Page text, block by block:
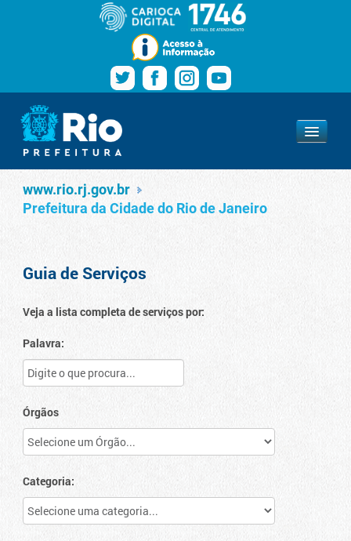
Pular para o conteúdo
Navegação
www.rio.rj.gov.br
Serviços
www.rio.rj.gov.br
Prefeitura da Cidade do Rio de Janeiro
Guia de Serviços
Veja a lista completa de serviços por:
Palavra:
Órgãos
Categoria: